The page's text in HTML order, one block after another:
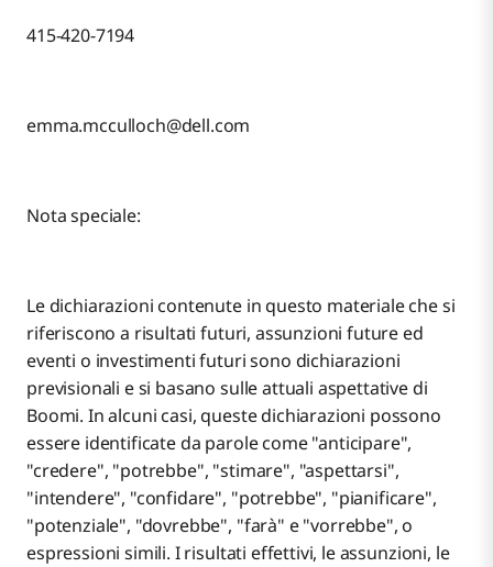
415-420-7194
emma.mcculloch@dell.com
Nota speciale:
Le dichiarazioni contenute in questo materiale che si
riferiscono a risultati futuri, assunzioni future ed
eventi o investimenti futuri sono dichiarazioni
previsionali e si basano sulle attuali aspettative di
Boomi. In alcuni casi, queste dichiarazioni possono
essere identificate da parole come "anticipare",
"credere", "potrebbe", "stimare", "aspettarsi",
"intendere", "confidare", "potrebbe", "pianificare",
"potenziale", "dovrebbe", "farà" e "vorrebbe", o
espressioni simili. I risultati effettivi, le assunzioni, le